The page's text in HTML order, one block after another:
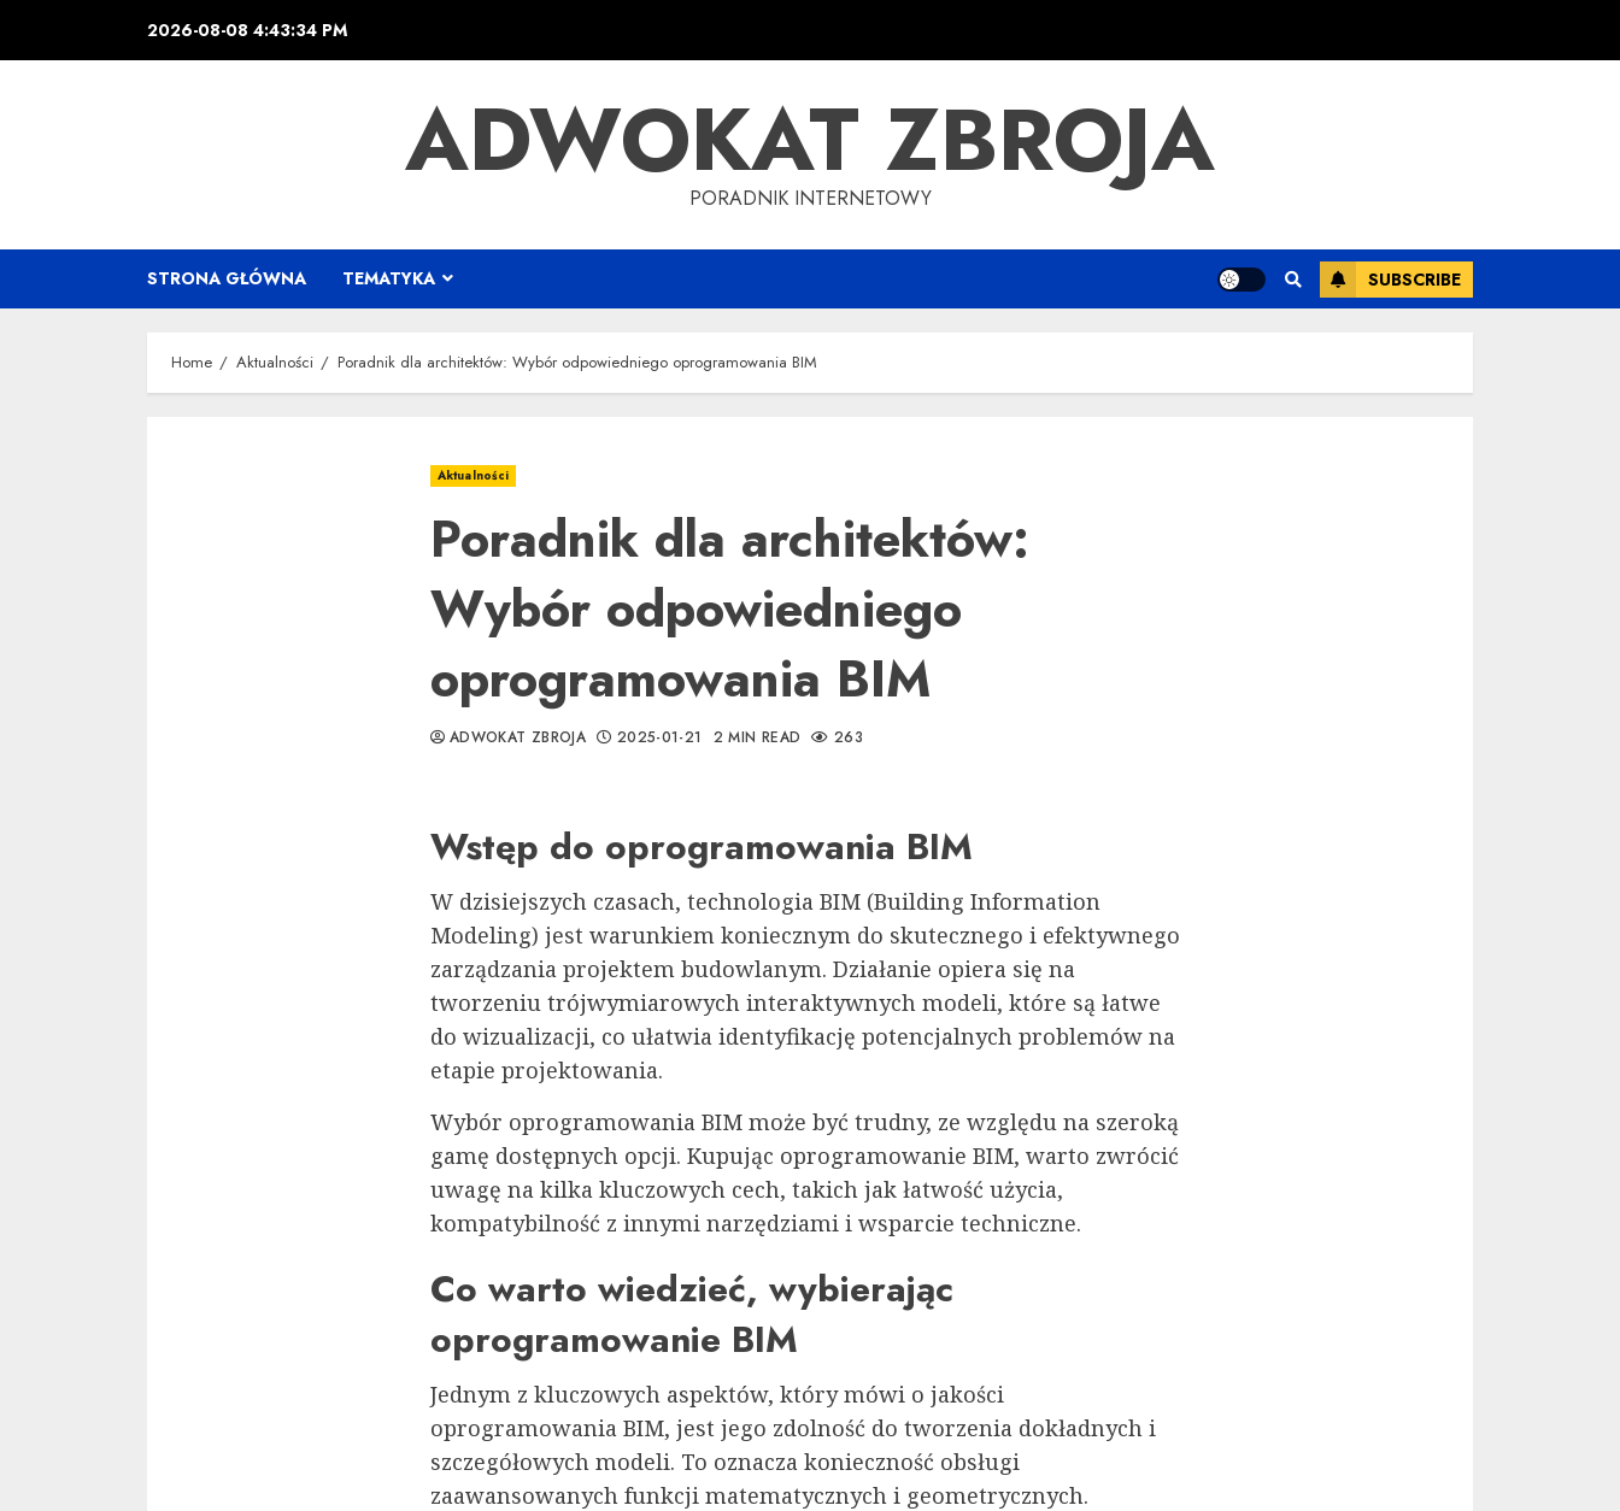
2026-08-08 4:43:35 PM
ADWOKAT ZBROJA
PORADNIK INTERNETOWY
STRONA GŁÓWNA TEMATYKA SUBSCRIBE
Home Aktualności Poradnik dla architektów: Wybór odpowiedniego oprogramowania BIM
Aktualności
Poradnik dla architektów:
Wybór odpowiedniego
oprogramowania BIM
ADWOKAT ZBROJA 2025-01-21 2 MIN READ 263
Wstęp do oprogramowania BIM
W dzisiejszych czasach, technologia BIM (Building Information
Modeling) jest warunkiem koniecznym do skutecznego i efektywnego
zarządzania projektem budowlanym. Działanie opiera się na
tworzeniu trójwymiarowych interaktywnych modeli, które są łatwe
do wizualizacji, co ułatwia identyfikację potencjalnych problemów na
etapie projektowania.
Wybór oprogramowania BIM może być trudny, ze względu na szeroką
gamę dostępnych opcji. Kupując oprogramowanie BIM, warto zwrócić
uwagę na kilka kluczowych cech, takich jak łatwość użycia,
kompatybilność z innymi narzędziami i wsparcie techniczne.
Co warto wiedzieć, wybierając
oprogramowanie BIM
Jednym z kluczowych aspektów, który mówi o jakości
oprogramowania BIM, jest jego zdolność do tworzenia dokładnych i
szczegółowych modeli. To oznacza konieczność obsługi
zaawansowanych funkcji matematycznych i geometrycznych.